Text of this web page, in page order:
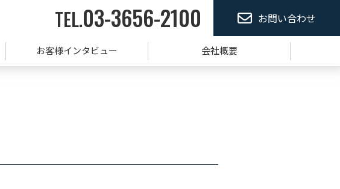
TEL.03-3656-2100 お問い合わせ
お客様インタビュー 会社概要